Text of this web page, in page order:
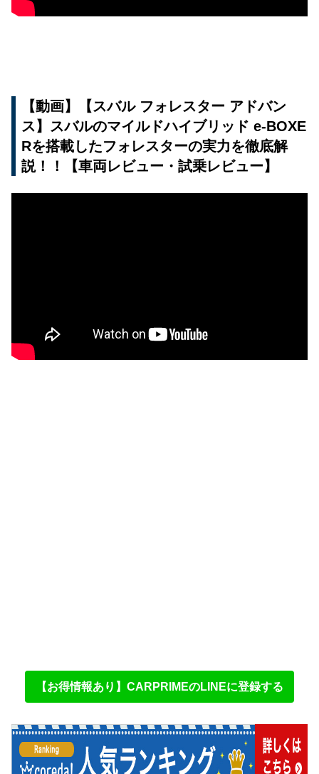
【動画】【スバル フォレスター アドバン
ス】スバルのマイルドハイブリッド e-BOXE
Rを搭載したフォレスターの実力を徹底解
説！！【車両レビュー・試乗レビュー】
【お得情報あり】CARPRIMEのLINEに登録する